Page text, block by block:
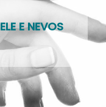
E NEVOS